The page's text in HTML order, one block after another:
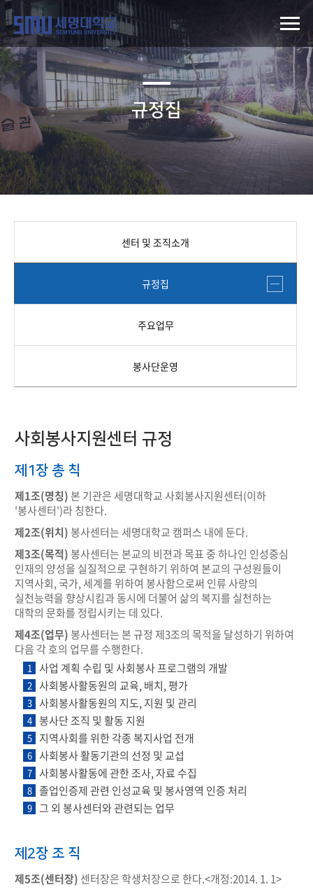
규정집
센터 및 조직소개
규정집
주요업무
봉사단운영
사회봉사지원센터 규정
제1장 총 칙
제1조(명칭)본 기관은 세명대학교 사회봉사지원센터(이하
'봉사센터')라 칭한다.
제2조(위치)봉사센터는 세명대학교 캠퍼스 내에 둔다.
제3조(목적)봉사센터는 본교의 비젼과 목표 중 하나인 인성중심
인재의 양성을 실질적으로 구현하기 위하여 본교의 구성원들이
지역사회, 국가, 세계를 위하여 봉사함으로써 인류 사랑의
실천능력을 향상시킴과 동시에 더불어 삶의 복지를 실천하는
대학의 문화를 정립시키는 데 있다.
제4조(업무)봉사센터는 본 규정 제3조의 목적을 달성하기 위하여
다음 각 호의 업무를 수행한다.​
1 사업 계획 수립 및 사회봉사 프로그램의 개발
2 사회봉사활동원의 교육, 배치, 평가
3 사회봉사활동원의 지도, 지원 및 관리
4 봉사단 조직 및 활동 지원
5 지역사회를 위한 각종 복지사업 전개
6 사회봉사 활동기관의 선정 및 교섭
7 사회봉사활동에 관한 조사, 자료 수집
8 졸업인증제 관련 인성교육 및 봉사영역 인증 처리
9 그 외 봉사센터와 관련되는 업무
제2장 조 직
제5조(센터장) 센터장은 학생처장으로 한다.<개정:2014. 1. 1>